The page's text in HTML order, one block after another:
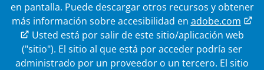
en pantalla. Puede descargar otros recursos y obtener
más información sobre accesibilidad en adobe.com
Enlace externo
Usted está por salir de este sitio/aplicación web
("sitio"). El sitio al que está por acceder podría ser
administrado por un proveedor o un tercero. El sitio